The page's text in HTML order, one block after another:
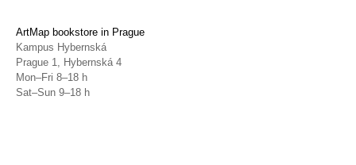
ArtMap bookstore in Prague
Kampus Hybernská
Prague 1, Hybernská 4
Mon–Fri 8–18 h
Sat–Sun 9–18 h